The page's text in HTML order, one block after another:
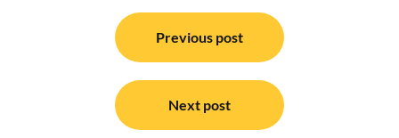
Navigation
Previous post
Next post